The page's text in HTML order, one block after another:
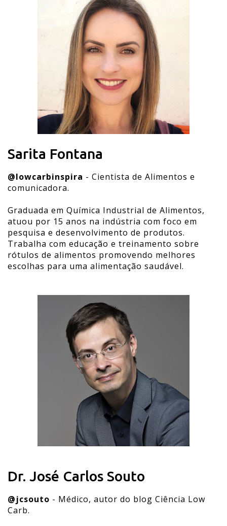
Sarita Fontana
@lowcarbinspira - Cientista de Alimentos e
comunicadora.
Graduada em Química Industrial de Alimentos,
atuou por 15 anos na indústria com foco em
pesquisa e desenvolvimento de produtos.
Trabalha com educação e treinamento sobre
rótulos de alimentos promovendo melhores
escolhas para uma alimentação saudável.
Dr. José Carlos Souto
@jcsouto - Médico, autor do blog Ciência Low
Carb.